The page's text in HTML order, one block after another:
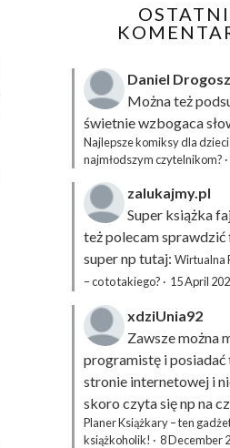
Daniel Drogosz
Można też
świetnie wzbogaca
Najlepsze komiksy dla
najmłodszym czytelnikom? ·
zalukajmy.pl
Super książka
też polecam
super np tutaj: Wirtualna
– co to takiego? · 15 April
xdziUnia92
Zawsze można
programistę i posiadać
stronie internetowej i
skoro czyta się np na
Planer Książkary – ten
książkoholik! · 8 December